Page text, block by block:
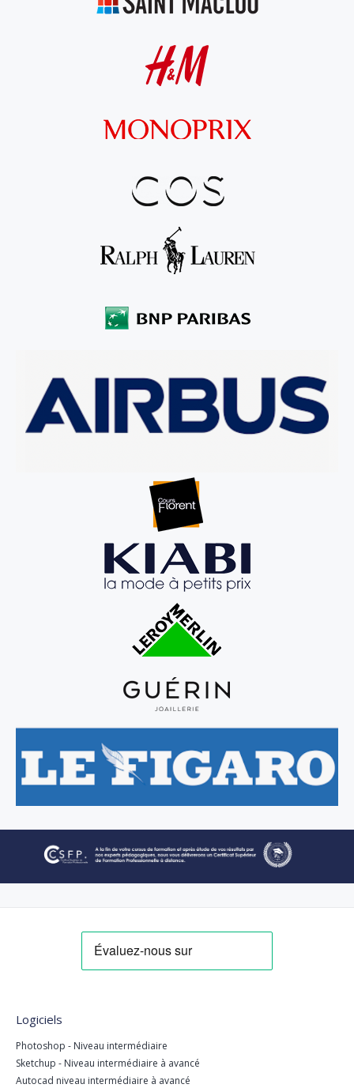
Logiciels
Photoshop - Niveau intermédiaire
Sketchup - Niveau intermédiaire à avancé
Autocad niveau intermédiaire à avancé